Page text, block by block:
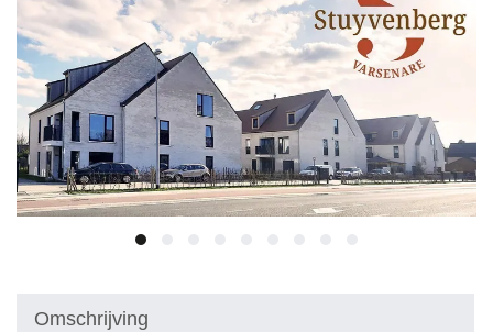
Omschrijving